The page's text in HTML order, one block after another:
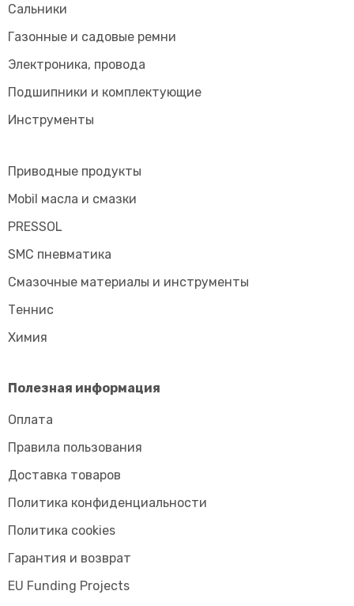
Сальники
Газонные и садовые ремни
Электроника, провода
Подшипники и комплектующие
Инструменты
Приводные продукты
Mobil масла и смазки
PRESSOL
SMC пневматика
Смазочные материалы и инструменты
Tеннис
Химия
Полезная информация
Оплата
Правила пользования
Доставка товаров
Политика конфиденциальности
Политика cookies
Гарантия и возврат
EU Funding Projects